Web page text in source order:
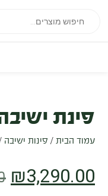
פינת
עמוד הבית / פינות ישיבה
₪3,290.00